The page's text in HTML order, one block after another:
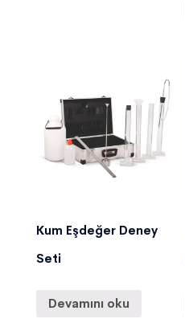
Kum Eşdeğer Deney
Seti
Devamını oku